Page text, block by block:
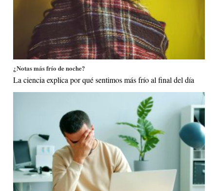
¿Notas más frío de noche?
La ciencia explica por qué sentimos más frío al final del día